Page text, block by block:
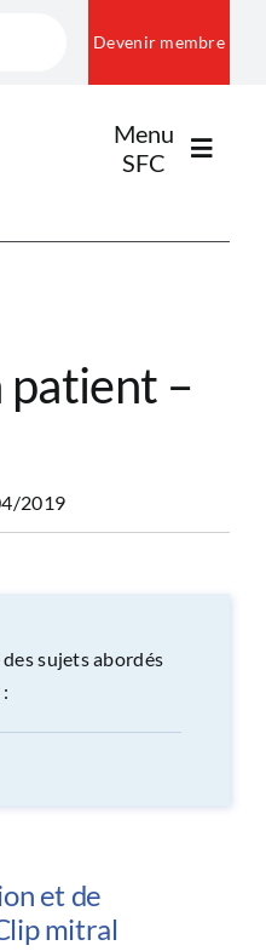
Devenir membre
Menu
SFC
–
2019
sujets abordés
et de
mitral